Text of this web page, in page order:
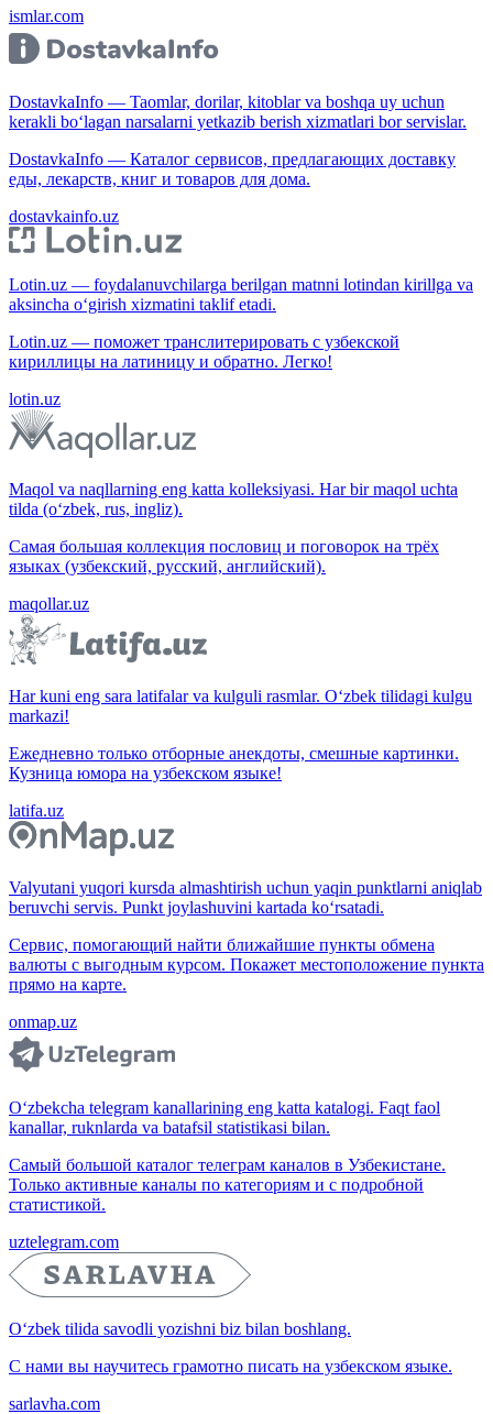
ismlar.com
DostavkaInfo — Taomlar, dorilar, kitoblar va boshqa uy uchun
kerakli bo‘lagan narsalarni yetkazib berish xizmatlari bor servislar.
DostavkaInfo — Каталог сервисов, предлагающих доставку
еды, лекарств, книг и товаров для дома.
dostavkainfo.uz
Lotin.uz — foydalanuvchilarga berilgan matnni lotindan kirillga va
aksincha o‘girish xizmatini taklif etadi.
Lotin.uz — поможет транслитерировать с узбекской
кириллицы на латиницу и обратно. Легко!
lotin.uz
Maqol va naqllarning eng katta kolleksiyasi. Har bir maqol uchta
tilda (o‘zbek, rus, ingliz).
Самая большая коллекция пословиц и поговорок на трёх
языках (узбекский, русский, английский).
maqollar.uz
Har kuni eng sara latifalar va kulguli rasmlar. O‘zbek tilidagi kulgu
markazi!
Ежедневно только отборные анекдоты, смешные картинки.
Кузница юмора на узбекском языке!
latifa.uz
Valyutani yuqori kursda almashtirish uchun yaqin punktlarni aniqlab
beruvchi servis. Punkt joylashuvini kartada ko‘rsatadi.
Сервис, помогающий найти ближайшие пункты обмена
валюты с выгодным курсом. Покажет местоположение пункта
прямо на карте.
onmap.uz
O‘zbekcha telegram kanallarining eng katta katalogi. Faqt faol
kanallar, ruknlarda va batafsil statistikasi bilan.
Самый большой каталог телеграм каналов в Узбекистане.
Только активные каналы по категориям и с подробной
статистикой.
uztelegram.com
O‘zbek tilida savodli yozishni biz bilan boshlang.
С нами вы научитесь грамотно писать на узбекском языке.
sarlavha.com